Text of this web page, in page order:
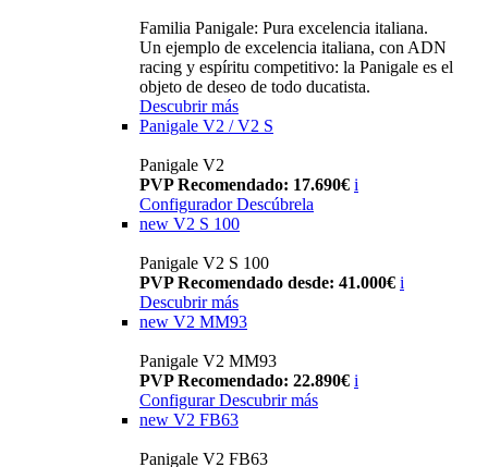
Familia Panigale: Pura excelencia italiana.
Un ejemplo de excelencia italiana, con ADN
racing y espíritu competitivo: la Panigale es el
objeto de deseo de todo ducatista.
Descubrir más
Panigale V2 / V2 S
Panigale V2
PVP Recomendado: 17.690€ i
Configurador Descúbrela
new V2 S 100
Panigale V2 S 100
PVP Recomendado desde: 41.000€ i
Descubrir más
new V2 MM93
Panigale V2 MM93
PVP Recomendado: 22.890€ i
Configurar Descubrir más
new V2 FB63
Panigale V2 FB63